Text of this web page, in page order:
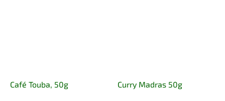
Café Touba, 50g Curry Madras 50g